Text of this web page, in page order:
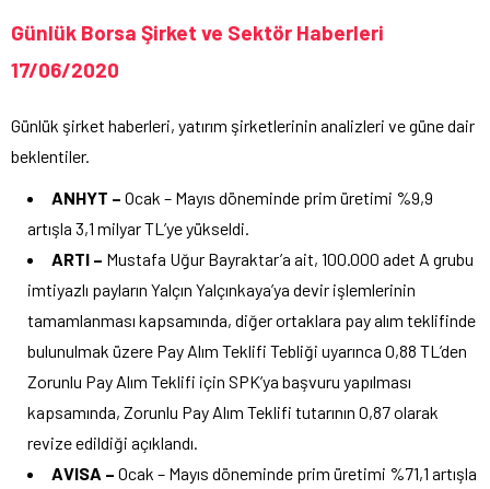
Günlük Borsa Şirket ve Sektör Haberleri
17/06/2020
Günlük şirket haberleri, yatırım şirketlerinin analizleri ve güne dair
beklentiler.
ANHYT – Ocak – Mayıs döneminde prim üretimi %9,9
artışla 3,1 milyar TL’ye yükseldi.
ARTI – Mustafa Uğur Bayraktar’a ait, 100.000 adet A grubu
imtiyazlı payların Yalçın Yalçınkaya’ya devir işlemlerinin
tamamlanması kapsamında, diğer ortaklara pay alım teklifinde
bulunulmak üzere Pay Alım Teklifi Tebliği uyarınca 0,88 TL’den
Zorunlu Pay Alım Teklifi için SPK’ya başvuru yapılması
kapsamında, Zorunlu Pay Alım Teklifi tutarının 0,87 olarak
revize edildiği açıklandı.
AVISA – Ocak – Mayıs döneminde prim üretimi %71,1 artışla